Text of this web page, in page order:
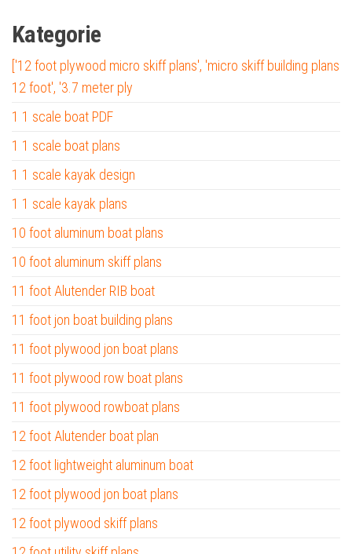
Kategorie
['12 foot plywood micro skiff plans', 'micro skiff building plans
12 foot', '3.7 meter ply
1 1 scale boat PDF
1 1 scale boat plans
1 1 scale kayak design
1 1 scale kayak plans
10 foot aluminum boat plans
10 foot aluminum skiff plans
11 foot Alutender RIB boat
11 foot jon boat building plans
11 foot plywood jon boat plans
11 foot plywood row boat plans
11 foot plywood rowboat plans
12 foot Alutender boat plan
12 foot lightweight aluminum boat
12 foot plywood jon boat plans
12 foot plywood skiff plans